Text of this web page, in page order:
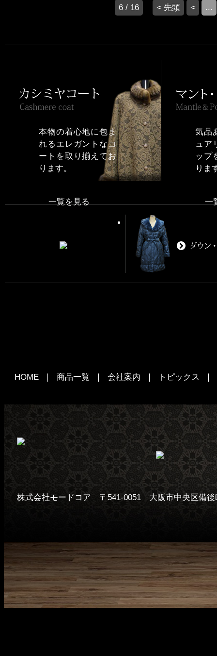
6 / 16 < 先頭 < ...
本物の着心地に包ま
れるエレガントなコ
ートを取り揃えてお
ります。
一覧を見る
気品
ュア
ップ
りま
一
HOME ｜ 商品一覧 ｜ 会社案内 ｜ トピックス ｜
株式会社モードコア 〒541-0051 大阪市中央区備